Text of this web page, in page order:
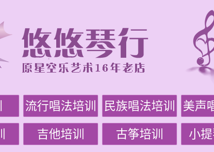
流行唱法培训 民族唱法培训 美声
吉他培训 古筝培训 小提